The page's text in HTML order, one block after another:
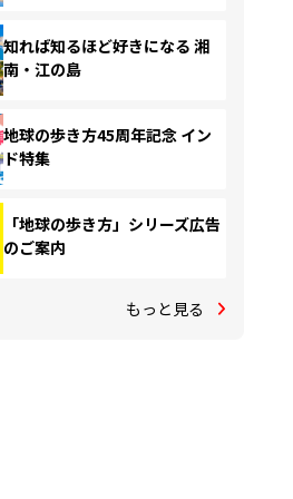
知れば知るほど好きになる 湘
南・江の島
地球の歩き方45周年記念 イン
ド特集
「地球の歩き方」シリーズ広告
のご案内
もっと見る